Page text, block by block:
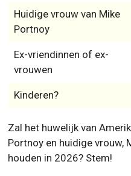
Huidige vrouw van Mike
Portnoy
Ex-vriendinnen of ex-
vrouwen
Kinderen?
Zal het huwelijk van
Portnoy en huidige vrouw,
houden in 2026? Stem!